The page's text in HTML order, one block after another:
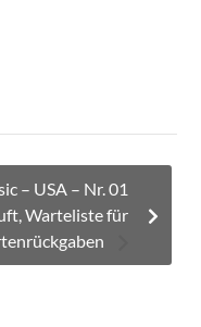
– USA – Nr. 01
Warteliste für